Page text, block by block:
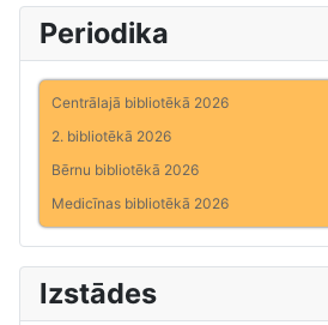
Periodika
Centrālajā bibliotēkā 2026
2. bibliotēkā 2026
Bērnu bibliotēkā 2026
Medicīnas bibliotēkā 2026
Izstādes